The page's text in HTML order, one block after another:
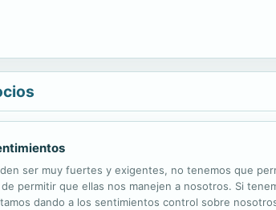
ser muy fuertes y exigentes, no tenemos que
permitir que ellas nos manejen a nosotros. Si
dando a los sentimientos control sobre